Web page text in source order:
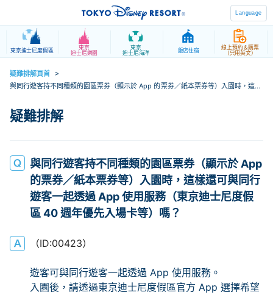
Language
東京迪士尼度假區
東京
迪士尼樂園
東京
迪士尼海洋
飯店住宿
線上預約＆購票
（只用英文）
疑難排解頁首
>
與同行遊客持不同種類的園區票券（顯示於 App 的票券／紙本票券等）入園時，這樣
嗎？
與同行遊客持不同種類的園區票券（顯示於 App
的票券／紙本票券等）入園時，這樣還可與同行
遊客一起透過 App 使用服務（東京迪士尼度假
區 40 週年優先入場卡等）嗎？
（ID:00423）
遊客可與同行遊客一起透過 App 使用服務。
入園後，請透過東京迪士尼度假區官方 App 選擇希望